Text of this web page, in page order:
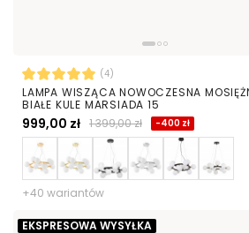
(4)
LAMPA WISZĄCA NOWOCZESNA
BIAŁE KULE MARSIADA 15
999,00 zł 1 399,00 zł -400 zł
+40 wariantów
EKSPRESOWA WYSYŁKA